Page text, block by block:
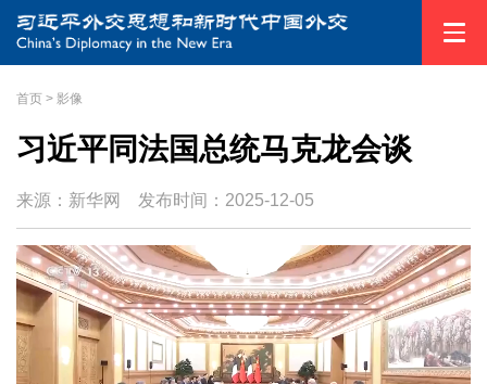
首页 > 影像
习近平同法国总统马克龙会谈
来源：新华网 发布时间： 2025-12-05